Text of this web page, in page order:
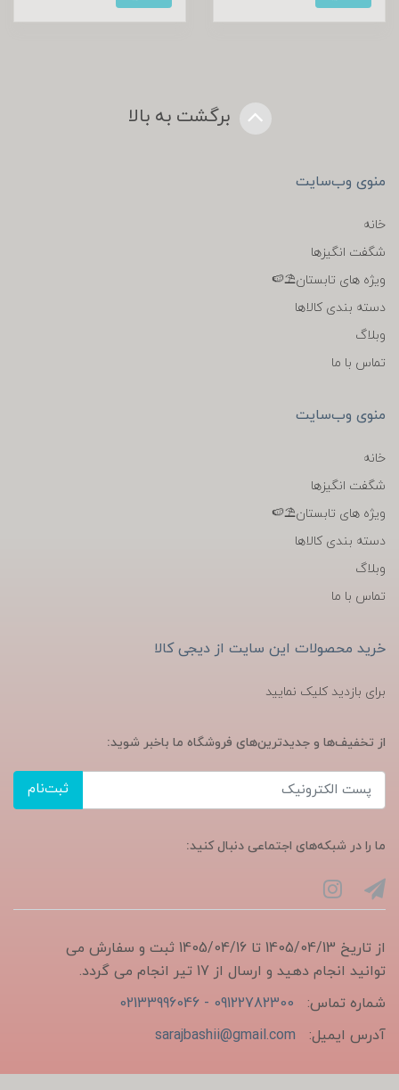
برگشت به بالا
منوی وب‌سایت
خانه
شگفت انگیزها
ویژه های تابستان⛱️🍉
دسته بندی کالاها
وبلاگ
تماس با ما
منوی وب‌سایت
خانه
شگفت انگیزها
ویژه های تابستان⛱️🍉
دسته بندی کالاها
وبلاگ
تماس با ما
خرید محصولات این سایت از دیجی کالا
برای بازدید کلیک نمایید
از تخفیف‌ها و جدیدترین‌های فروشگاه ما باخبر شوید:
ثبت‌نام
ما را در شبکه‌های اجتماعی دنبال کنید:
از تاریخ 1405/04/13 تا 1405/04/16 ثبت و سفارش می
توانید انجام دهید و ارسال از 17 تیر انجام می گردد.
شماره تماس:
09122782300 - 02133996046
آدرس ایمیل:
sarajbashii@gmail.com